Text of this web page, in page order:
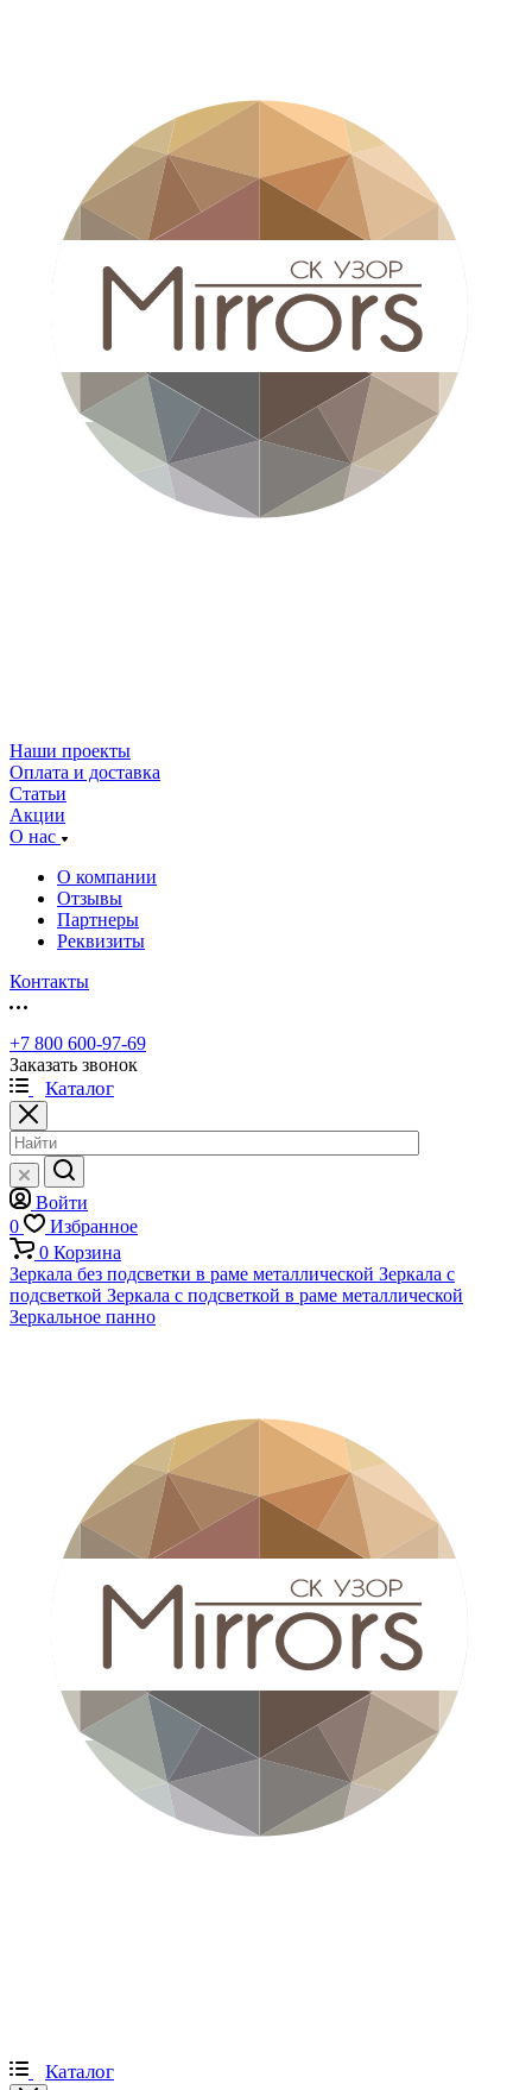
Наши проекты
Оплата и доставка
Статьи
Акции
О нас
О компании
Отзывы
Партнеры
Реквизиты
Контакты
+7 800 600-97-69
Заказать звонок
Каталог
Войти
0
Избранное
0 Корзина
Зеркала без подсветки в раме металлической Зеркала с
подсветкой Зеркала с подсветкой в раме металлической
Зеркальное панно
Каталог